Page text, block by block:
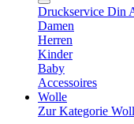
Druckservice Din
Damen
Herren
Kinder
Baby
Accessoires
Wolle
Zur Kategorie